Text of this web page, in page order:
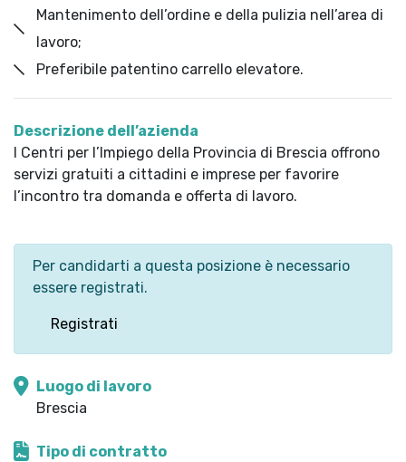
Mantenimento dell’ordine e della pulizia nell’area di
lavoro;
Preferibile patentino carrello elevatore.
Descrizione dell’azienda
I Centri per l’Impiego della Provincia di Brescia offrono
servizi gratuiti a cittadini e imprese per favorire
l’incontro tra domanda e offerta di lavoro.
Per candidarti a questa posizione è necessario
essere registrati.
Registrati
Luogo di lavoro
Brescia
Tipo di contratto